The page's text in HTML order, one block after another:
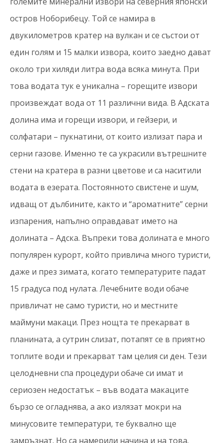
остров Ноборибецу. Той се намира в
двукилометров кратер на вулкан и се състои от
един голям и 15 малки извора, които заедно дават
около три хиляди литра вода всяка минута. При
това водата тук е уникална – горещите извори
произвеждат вода от 11 различни вида. В Адската
долина има и горещи извори, и гейзери, и
солфатари – пукнатини, от които излизат пара и
серни газове. Именно те са украсили вътрешните
стени на кратера в разни цветове и са наситили
водата в езерата. Постоянното свистене и шум,
идващ от дълбините, както и “ароматните” серни
изпарения, напълно оправдават името на
долината – Адска. Въпреки това долината е много
популярен курорт, който привлича много туристи,
даже и през зимата, когато температурите падат
15 градуса под нулата. Лечебните води обаче
привличат не само туристи, но и местните
маймуни макаци. През нощта те прекарват в
планината, а сутрин слизат, потапят се в приятно
топлите води и прекарват там целия си ден. Тези
целодневни спа процедури обаче си имат и
сериозен недостатък – във водата макаците
бързо се огладнява, а ако излязат мокри на
минусовите температури, те буквално ще
замръзнат. Но са намерили начина и на това.